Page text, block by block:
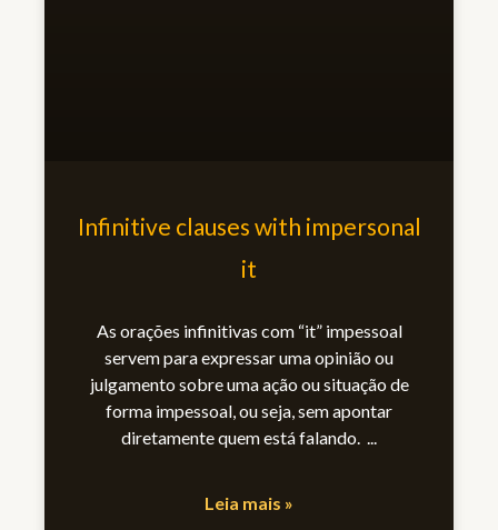
Infinitive clauses with impersonal
it
As orações infinitivas com “it” impessoal
servem para expressar uma opinião ou
julgamento sobre uma ação ou situação de
forma impessoal, ou seja, sem apontar
diretamente quem está falando.
Leia mais »